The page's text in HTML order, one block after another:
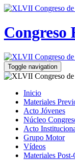
Congreso
Toggle navigation
Inicio
Materiales
Acto Jóvenes
Núcleo
Acto
Grupo Motor
Vídeos
Materiales